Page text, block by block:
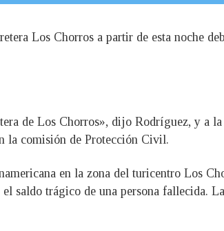
Los Chorros a partir de esta noche
de Los Chorros», dijo Rodríguez, y a
la comisión de Protección Civil.
en la zona del turicentro Los
saldo trágico de una persona fallecida.